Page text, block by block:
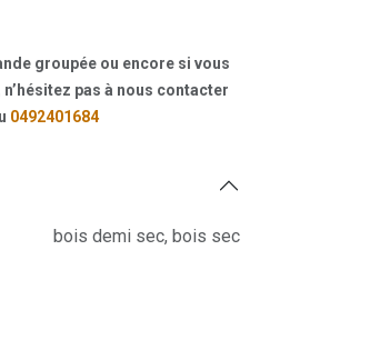
groupée ou encore si vous
pas à nous contacter
0492401684
bois demi sec, bois sec